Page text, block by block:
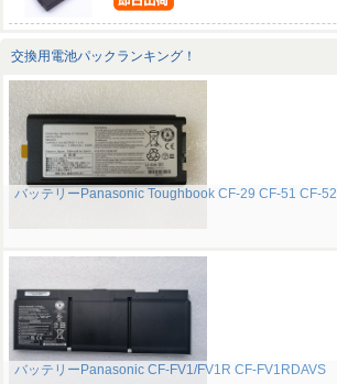
交換用電池パックランキング！
バッテリーPanasonic Toughbook CF-29 CF-51 CF-52
バッテリーPanasonic CF-FV1/FV1R CF-FV1RDAVS